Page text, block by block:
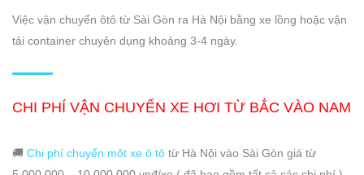
Việc vận chuyển ôtô từ Sài Gòn ra Hà Nội bằng xe lồng hoặc vận
tải container chuyên dụng khoảng 3-4 ngày.
CHI PHÍ VẬN CHUYỂN XE HƠI TỪ BẮC VÀO NAM
🚚 Chi phí chuyển môt xe ô tô từ Hà Nội vào Sài Gòn giá từ